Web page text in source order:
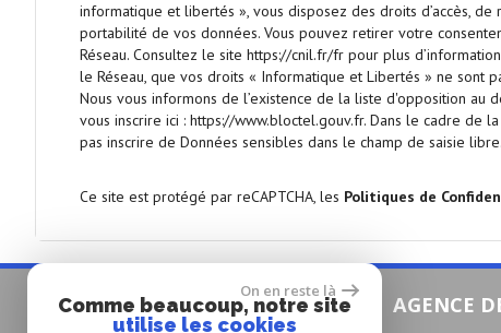
informatique et libertés », vous disposez des droits d’accès,
portabilité de vos données. Vous pouvez retirer votre
Réseau. Consultez le site https://cnil.fr/fr pour plus
le Réseau, que vos droits « Informatique et Libertés » ne sont
Nous vous informons de l’existence de la liste d'opposition
vous inscrire ici : https://www.bloctel.gouv.fr. Dans le cadre de
pas inscrire de Données sensibles dans le champ de saisie libre.
Ce site est protégé par reCAPTCHA, les Politiques de
AGENCE DE GROSLAY AGENCE
On en reste là
Comme beaucoup, notre site
utilise les cookies